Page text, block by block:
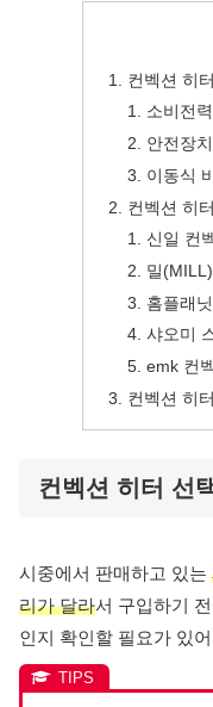
컨벡션 히
소비전력
안전장치
이동식
컨벡션 히
신일 컨
밀
홈플래
샤오미
emk 컨
컨벡션 히
컨벡션 히터 선
시중에서 판매하고 있는
리가 달라서 구입하기
인지 확인할 필요가 있